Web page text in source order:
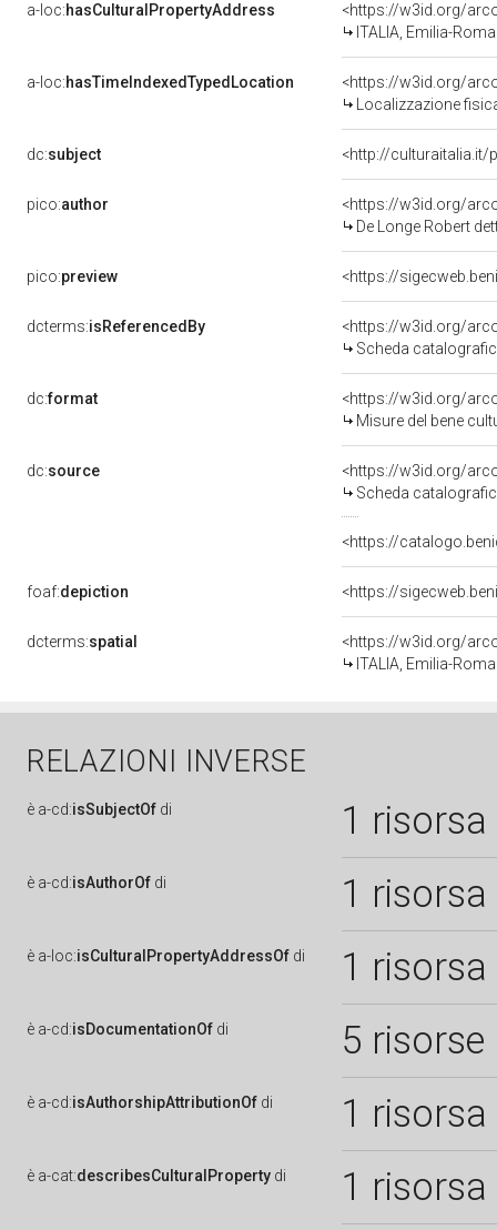
a-loc:hasCulturalPropertyAddress
<https://w3id.org/
ITALIA, Emilia-
a-loc:hasTimeIndexedTypedLocation
<https://w3id.org/
Localizzazione
dc:subject <http://culturaitalia.it/
pico:author
<https://w3id.org/
De Longe Robert
pico:preview <https://
dcterms:isReferencedBy
<https://w3id.org/
Scheda
dc:format
<https://w3id.org/
Misure del bene
dc:source
<https://w3id.org/
Scheda
<https://
foaf:depiction <https://
dcterms:spatial
<https://w3id.org/
ITALIA, Emilia-
RELAZIONI INVERSE
è a-cd:isSubjectOf di 1 risorsa
è a-cd:isAuthorOf di 1 risorsa
è a-loc:isCulturalPropertyAddressOf di 1 risorsa
è a-cd:isDocumentationOf di 5 risorse
è a-cd:isAuthorshipAttributionOf di 1 risorsa
è a-cat:describesCulturalProperty di 1 risorsa